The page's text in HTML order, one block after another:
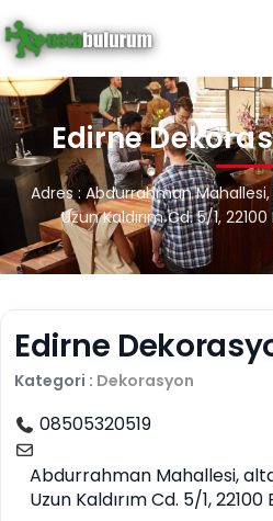
Edirne
Adres : Abdurrahman
Uzun Kaldırım Cd. 5/1,
Edirne
Kategori : Dekorasyon
08505320519
Abdurrahman Mahallesi,
Uzun Kaldırım Cd. 5/1,